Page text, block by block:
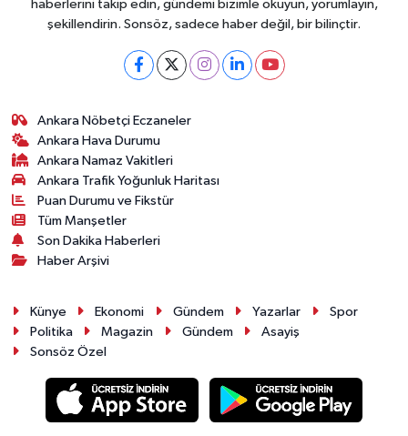
haberlerini takip edin, gündemi bizimle okuyun, yorumlayın,
şekillendirin. Sonsöz, sadece haber değil, bir bilinçtir.
Ankara Nöbetçi Eczaneler
Ankara Hava Durumu
Ankara Namaz Vakitleri
Ankara Trafik Yoğunluk Haritası
Puan Durumu ve Fikstür
Tüm Manşetler
Son Dakika Haberleri
Haber Arşivi
Künye Ekonomi Gündem Yazarlar
Spor
Politika
Magazin Gündem
Asayiş
Sonsöz Özel